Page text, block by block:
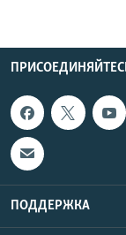
ПОДДЕРЖКА